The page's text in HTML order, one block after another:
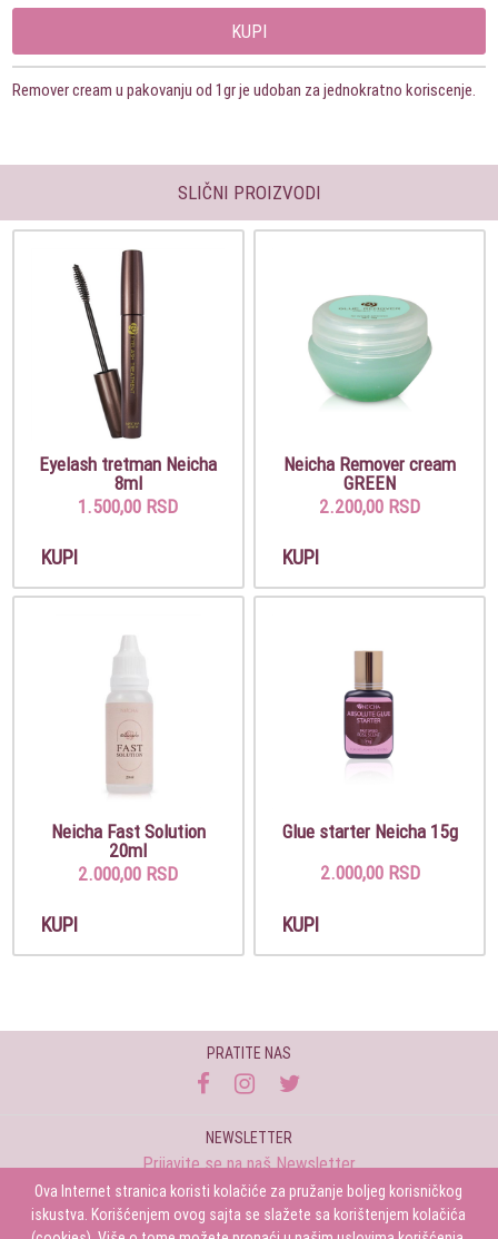
Ova Internet stranica koristi kolačiće za pružanje boljeg korisničkog
iskustva. Korišćenjem ovog sajta se slažete sa korištenjem kolačića
KUPI
Remover cream u pakovanju od 1gr je udoban za jednokratno koriscenje.
SLIČNI PROIZVODI
Eyelash tretman Neicha
8ml
1.500,00 RSD
KUPI
Neicha Remover cream
GREEN
2.200,00 RSD
KUPI
Neicha Fast Solution
20ml
2.000,00 RSD
KUPI
Glue starter Neicha 15g
2.000,00 RSD
KUPI
PRATITE NAS
NEWSLETTER
Prijavite se na naš Newsletter
Prijavi se